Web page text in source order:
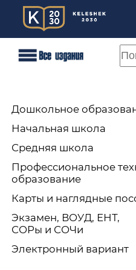
Дошкольное
Начальная школа
Средняя школа
Профессиональное
образование
Карты и наглядные
Экзамен, ВОУД, ЕНТ,
СОРы и СОЧи
Электронный вариант